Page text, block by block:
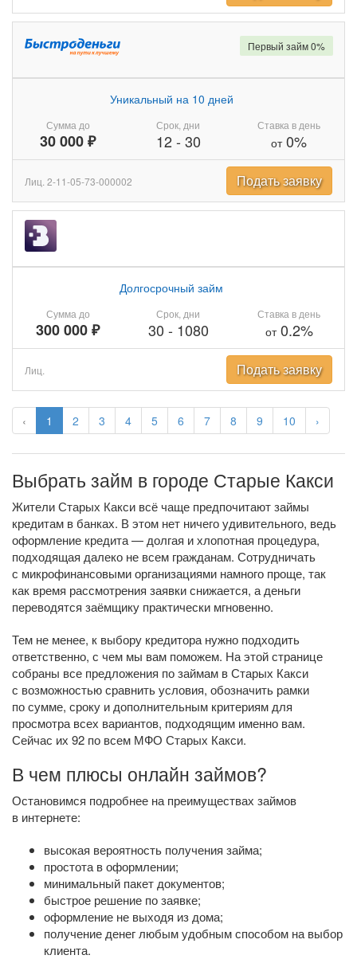
‹ 1 2 3 4 5 6 7 8 9 10 ›
Сумма до
30 000 ₽
Уникальный на 10 дней
Срок, дни
12- 30
Ставка в день
от0%
Первый займ 0%
Лиц. 2-11-05-73-000002 Подать заявку
Сумма до
300 000 ₽
Долгосрочный займ
Срок, дни
30 - 1080
Ставка в день
от0.2%
Лиц. Подать заявку
Выбрать займ в городе Старые Какси
Жители Старых Какси всё чаще предпочитают займы
кредитам в банках. В этом нет ничего удивительного, ведь
оформление кредита — долгая и хлопотная процедура,
подходящая далеко не всем гражданам. Сотрудничать
с микрофинансовыми организациями намного проще, так
как время рассмотрения заявки снижается, а деньги
переводятся заёмщику практически мгновенно.
Тем не менее, к выбору кредитора нужно подходить
ответственно, с чем мы вам поможем. На этой странице
собраны все предложения по займам в Старых Какси
с возможностью сравнить условия, обозначить рамки
по сумме, сроку и дополнительным критериям для
просмотра всех вариантов, подходящим именно вам.
Сейчас их 92 по всем МФО Старых Какси.
В чем плюсы онлайн займов?
Остановимся подробнее на преимуществах займов
в интернете:
высокая вероятность получения займа;
простота в оформлении;
минимальный пакет документов;
быстрое решение по заявке;
оформление не выходя из дома;
получение денег любым удобным способом на выбор
клиента.